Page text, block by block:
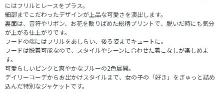
にはフリルとレースをプラス。
細部までこだわったデザインが上品な可愛さを演出します。
裏面は、音符やリボン、お花を散りばめた総柄プリントで、脱いだ時にも気分
が上がる仕上がりです。
フードの端にはフリルをあしらい、後ろ姿までキュートに。
フードは脱着可能なので、スタイルやシーンに合わせた着こなしが楽しめま
す。
可愛らしいピンクと爽やかなブルーの2色展開。
デイリーコーデからお出かけスタイルまで、女の子の「好き」をぎゅっと詰め
込んだ特別なジャケットです。